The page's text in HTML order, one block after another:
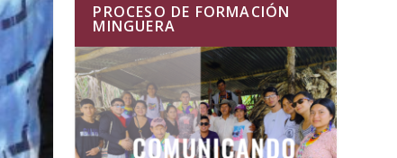
PROCESO DE FORMACIÓN
MINGUERA